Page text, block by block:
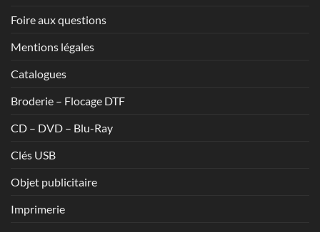
Foire aux questions
Mentions légales
Catalogues
Broderie – Flocage DTF
CD – DVD – Blu-Ray
Clés USB
Objet publicitaire
Imprimerie